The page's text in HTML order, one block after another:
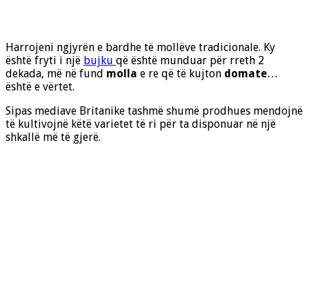
Harrojeni ngjyrën e bardhe të mollëve tradicionale. Ky
është fryti i një bujku që është munduar për rreth 2
dekada, më në fund molla e re që të kujton domate…
është e vërtet.
Sipas mediave Britanike tashmë shumë prodhues mendojnë
të kultivojnë këtë varietet të ri për ta disponuar në një
shkallë më të gjerë.